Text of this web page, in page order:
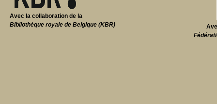
Avec la collaboration de la
Bibliothèque royale de Belgique (KBR)